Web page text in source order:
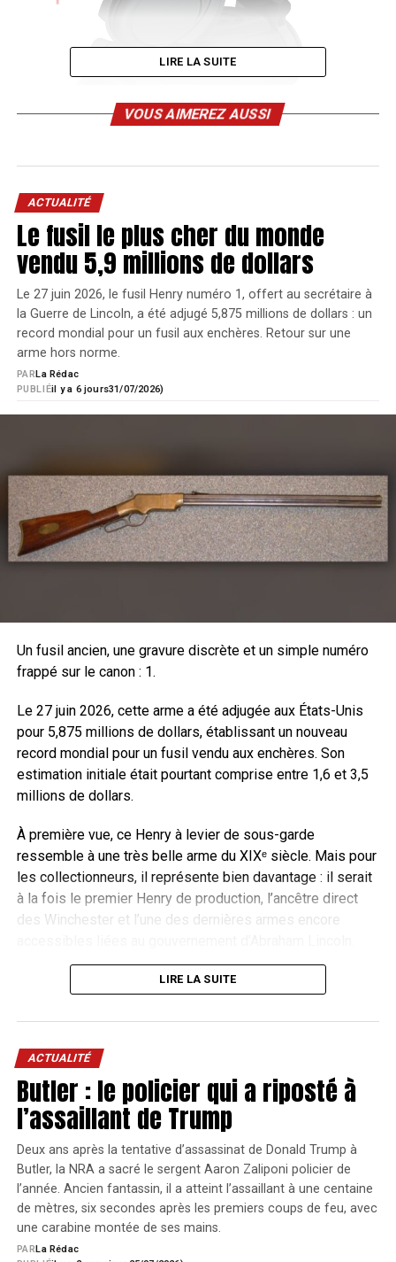
Le Multi-Reticle System : qui permet de
switcher entre le point de 2 MOA, et le
cercle de 65 MOA ou les deux combinés.
mouvement avec une mise en veille
d’intensité avec le point rouge central.
vision de nuit et son éclairage réglable sur 12 niveaux
d’intensité dont 4 pour la vision de nuit est invisible au-
delà de 10 m. Les clics de réglage mesurent 14 mm à
100 m.
Totalement étanche jusqu’à 25 m, sa résistance aux chocs
et aux vibrations en fait un outil idéal pour les
professionnels comme pour les aventuriers chasseurs et
armes aux pires situations.
AGENDA : LES
TOUT L'AGENDA
Du
2
août
2026
8
août
2026
AOÛT
2026
Aussac
Du
3
août
2026
au
8
août
3>8
AOÛT
Championnat d’Europe Arbalète Match et Field
2026
Déols
Du
7
août
2026
7 >9
AOÛT
Championnat de France de Compak Sporting
2026
Crépy
Du
7>9
AOÛT
2026
Crépy
LIRE LA SUITE
VOUS AIMEREZ AUSSI
ACTUALITÉ
Le fusil le plus cher du monde
vendu 5,9 millions de dollars
Le 27 juin 2026, le fusil Henry numéro 1, offert au secrétaire à
la Guerre de Lincoln, a été adjugé 5,875 millions de dollars : un
record mondial pour un fusil aux enchères. Retour sur une
arme hors norme.
PUBLIÉil y a 6 jours31/07/2026)
PARLa Rédac
Un fusil ancien, une gravure discrète et un simple numéro
frappé sur le canon : 1.
Le 27 juin 2026, cette arme a été adjugée aux États-Unis
pour 5,875 millions de dollars, établissant un nouveau
record mondial pour un fusil vendu aux enchères. Son
estimation initiale était pourtant comprise entre 1,6 et 3,5
millions de dollars.
À première vue, ce Henry à levier de sous-garde
ressemble à une très belle arme du XIXᵉ siècle. Mais pour
les collectionneurs, il représente bien davantage : il serait
à la fois le premier Henry de production, l’ancêtre direct
des Winchester et l’une des dernières armes encore
Cinq millions de dollars, avant les
frais
La vente s’est déroulée à Bedford, au Texas, lors de « The
American Sale », une vente organisée par Rock Island
Auction Company pour célébrer les 250 ans des États-
Unis.
Les enchères ont atteint 5 millions de dollars au marteau.
Une fois les frais ajoutés, le prix réellement payé s’est
élevé à 5,875 millions de dollars, soit bien au-delà du
précédent record mondial pour un fusil vendu aux
enchères.
LIRE LA SUITE
ACTUALITÉ
Butler : le policier qui a riposté à
l’assaillant de Trump
Deux ans après la tentative d’assassinat de Donald Trump à
Butler, la NRA a sacré le sergent Aaron Zaliponi policier de
l’année. Ancien fantassin, il a atteint l’assaillant à une centaine
de mètres, six secondes après les premiers coups de feu, avec
une carabine montée de ses mains.
PARLa Rédac